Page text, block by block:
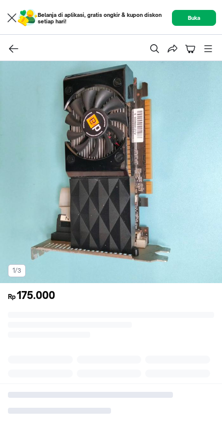
Belanja di aplikasi, gratis ongkir & kupon diskon
setiap hari!
Buka
1/3
Rp175.000